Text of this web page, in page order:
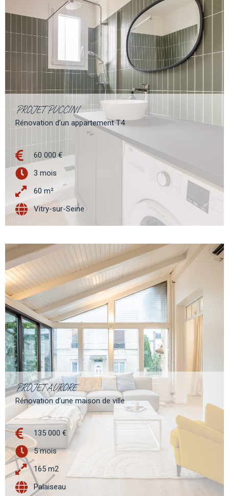
PROJET PUCCINI
Rénovation d’un appartement T4
60 000 €
3 mois
60 m²
Vitry-sur-Seine
PROJET AURORE
Rénovation d’une maison de ville
135 000 €
5 mois
165 m2
Palaiseau